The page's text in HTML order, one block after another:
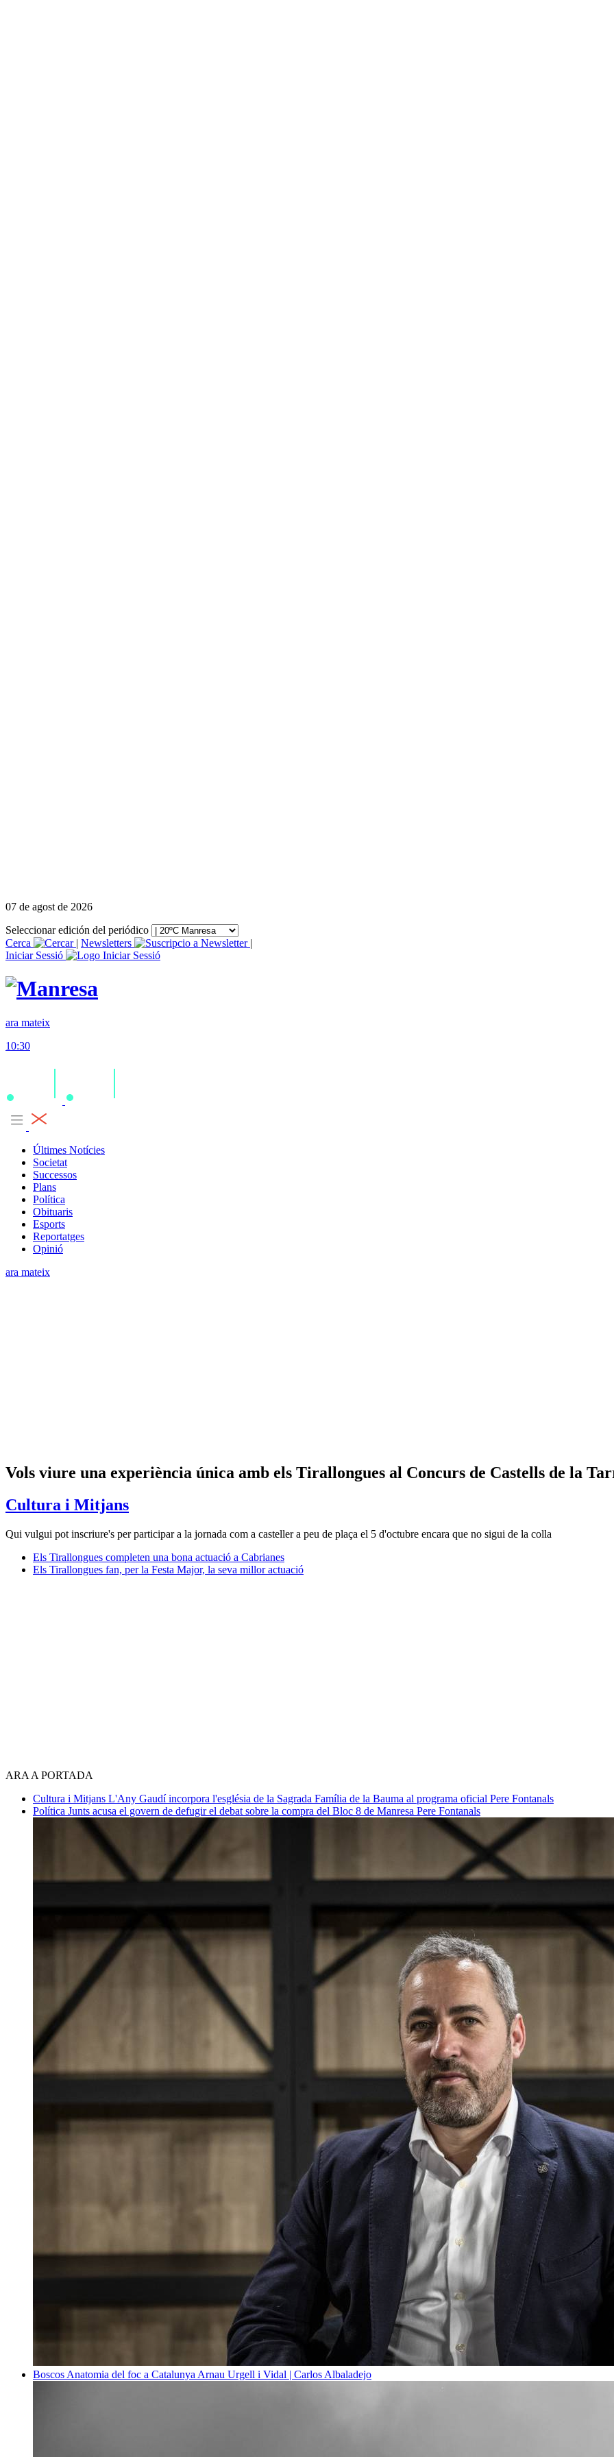
07 de agost de 2026
Seleccionar edición del periódico
Cerca
| Newsletters
|
Iniciar Sessió
ara mateix
10:30
Últimes Notícies
Societat
Successos
Plans
Política
Obituaris
Esports
Reportatges
Opinió
ara mateix
Vols viure una experiència única amb els Tirallongues al Concurs de Castells de la
Cultura i Mitjans
Qui vulgui pot inscriure's per participar a la jornada com a casteller a peu de plaça el 5 d'octubre encara que no sigui de la colla
Els Tirallongues completen una bona actuació a Cabrianes
Els Tirallongues fan, per la Festa Major, la seva millor actuació
ARA A PORTADA
Cultura i Mitjans L'Any Gaudí incorpora l'església de la Sagrada Família de la Bauma al programa oficial Pere Fontanals
Política Junts acusa el govern de defugir el debat sobre la compra del Bloc 8 de Manresa Pere Fontanals
Boscos Anatomia del foc a Catalunya Arnau Urgell i Vidal | Carlos Albaladejo